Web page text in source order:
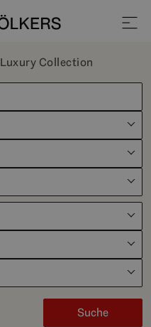
Luxury Collection
Suche